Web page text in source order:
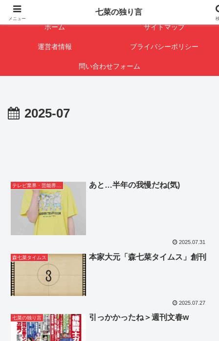
闇を暴けば･･･表になります
ホーム サイトマップ
運営者情報 プライバシーポリシー
問い合わせフォーム
2025-07
テレビ業界・芸能界ネタ あと…半年の我慢だね(気)
2025.07.31
森七菜タイムス 本家大元「森七菜タイムス」創刊
2025.07.27
七菜の独り言 引っかかったね＞週刊文春w
メニュー
七菜の独り言